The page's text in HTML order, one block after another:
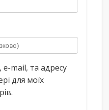
e-mail, та адресу
для моїх